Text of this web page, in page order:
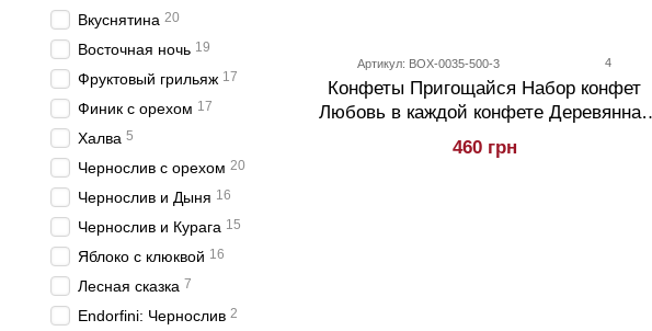
Артикул: BOX-0035-500-3 4
Конфеты Пригощайся Набор конфет
Любовь в каждой конфете Деревянная
коробка 500 г
460 грн
Вкуснятина 20
Восточная ночь 19
Фруктовый грильяж 17
Финик с орехом 17
Халва 5
Чернослив с орехом 20
Чернослив и Дыня 16
Чернослив и Курага 15
Яблоко с клюквой 16
Лесная сказка 7
Endorfini: Чернослив 2